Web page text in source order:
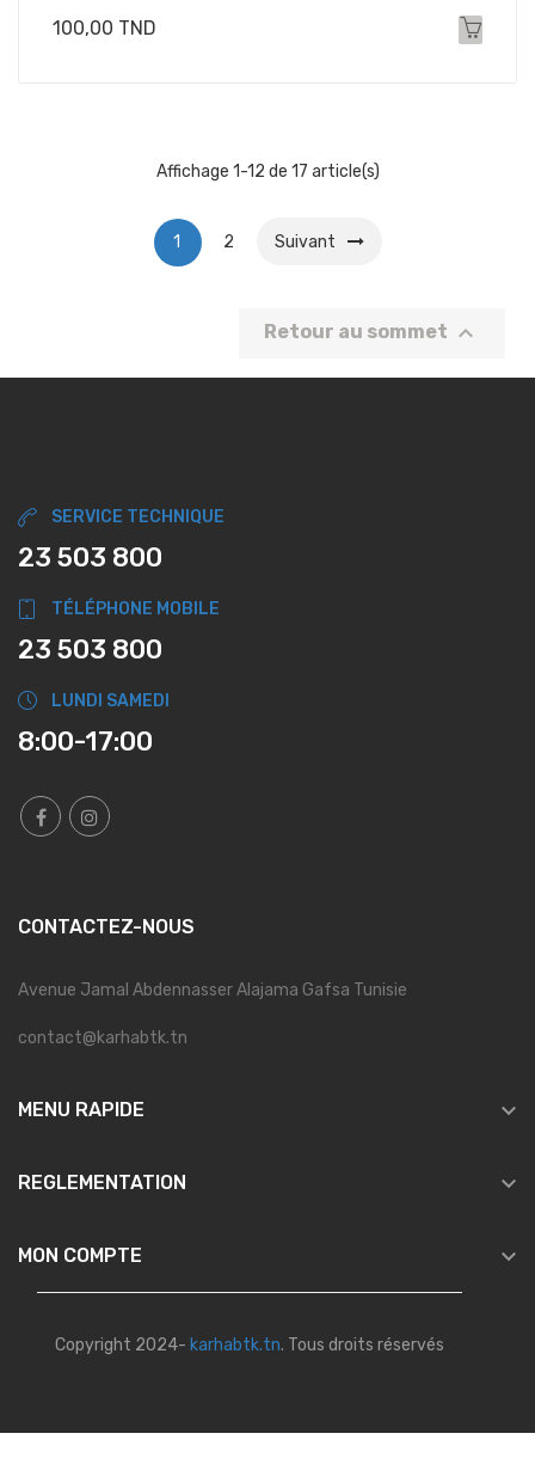
Prix
100,00 TND
Affichage 1-12 de 17 article(s)
1 2 Suivant
Retour au sommet 
SERVICE TECHNIQUE
23 503 800
TÉLÉPHONE MOBILE
23 503 800
LUNDI SAMEDI
8:00-17:00
CONTACTEZ-NOUS
Avenue Jamal Abdennasser Alajama Gafsa Tunisie
contact@karhabtk.tn
MENU RAPIDE 
REGLEMENTATION 
MON COMPTE 
Copyright 2024- karhabtk.tn. Tous droits réservés